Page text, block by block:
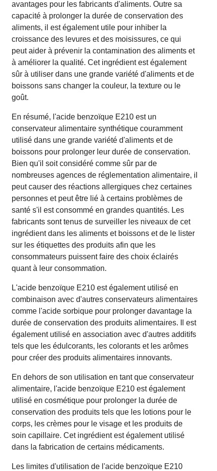
avantages pour les fabricants d'aliments. Outre sa
capacité à prolonger la durée de conservation des
aliments, il est également utile pour inhiber la
croissance des levures et des moisissures, ce qui
peut aider à prévenir la contamination des aliments et
à améliorer la qualité. Cet ingrédient est également
sûr à utiliser dans une grande variété d'aliments et de
boissons sans changer la couleur, la texture ou le
goût.
En résumé, l'acide benzoïque E210 est un
conservateur alimentaire synthétique couramment
utilisé dans une grande variété d'aliments et de
boissons pour prolonger leur durée de conservation.
Bien qu'il soit considéré comme sûr par de
nombreuses agences de réglementation alimentaire, il
peut causer des réactions allergiques chez certaines
personnes et peut être lié à certains problèmes de
santé s'il est consommé en grandes quantités. Les
fabricants sont tenus de surveiller les niveaux de cet
ingrédient dans les aliments et boissons et de le lister
sur les étiquettes des produits afin que les
consommateurs puissent faire des choix éclairés
quant à leur consommation.
L'acide benzoïque E210 est également utilisé en
combinaison avec d'autres conservateurs alimentaires
comme l'acide sorbique pour prolonger davantage la
durée de conservation des produits alimentaires. Il est
également utilisé en association avec d'autres additifs
tels que les édulcorants, les colorants et les arômes
pour créer des produits alimentaires innovants.
En dehors de son utilisation en tant que conservateur
alimentaire, l'acide benzoïque E210 est également
utilisé en cosmétique pour prolonger la durée de
conservation des produits tels que les lotions pour le
corps, les crèmes pour le visage et les produits de
soin capillaire. Cet ingrédient est également utilisé
dans la fabrication de certains médicaments.
Les limites d'utilisation de l'acide benzoïque E210